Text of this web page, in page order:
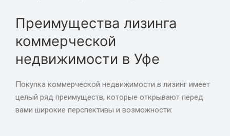
Преимущества лизинга
коммерческой
недвижимости в Уфе
Покупка коммерческой недвижимости в лизинг имеет
целый ряд преимуществ, которые открывают перед
вами широкие перспективы и возможности: